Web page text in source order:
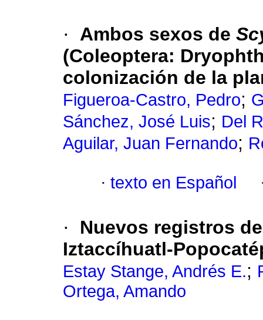
· Ambos sexos de
(Coleoptera:
colonización de la
Figueroa-Castro, Pedro;
Sánchez, José Luis; Del
Aguilar, Juan Fernando;
· texto en Español
·
Nuevos registros
Iztaccíhuatl-
Estay Stange, Andrés E.;
Ortega, Amando